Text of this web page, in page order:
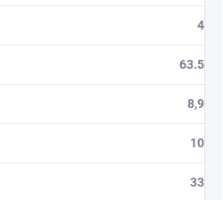
4
63.5
8,9
10
33